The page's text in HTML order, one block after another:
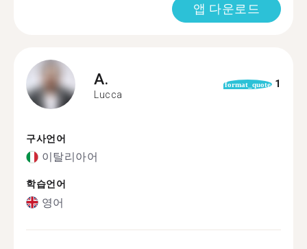
앱 다운로드
A.
Lucca
format_quote 1
구사언어
이탈리아어
학습언어
영어